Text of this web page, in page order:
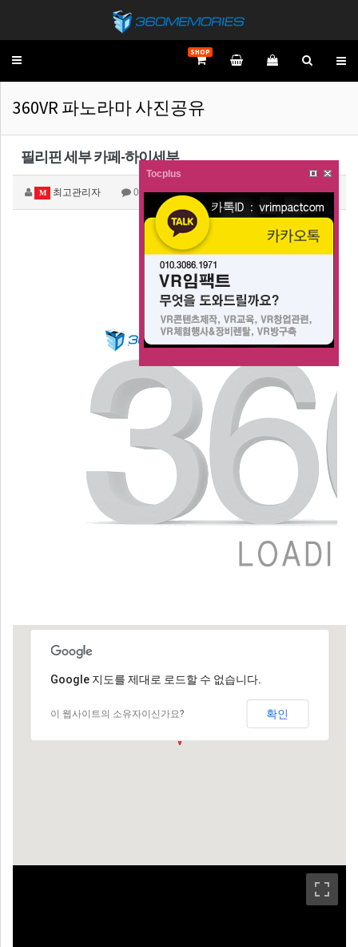
Toggle
SHOP
360VR 파노라마 사진공유
필리핀 세부 카페-하이세부
M 최고관리자 0 8,462
Google 지도를 제대로 로드할 수 없습니다.
이 웹사이트의 소유자이신가요? 확인
Tocplus